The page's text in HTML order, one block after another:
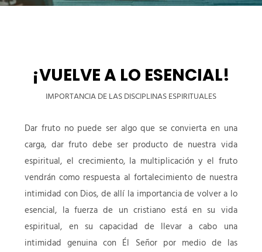
¡VUELVE A LO ESENCIAL!
IMPORTANCIA DE LAS DISCIPLINAS ESPIRITUALES
Dar fruto no puede ser algo que se convierta en una
carga, dar fruto debe ser producto de nuestra vida
espiritual, el crecimiento, la multiplicación y el fruto
vendrán como respuesta al fortalecimiento de nuestra
intimidad con Dios, de allí la importancia de volver a lo
esencial, la fuerza de un cristiano está en su vida
espiritual, en su capacidad de llevar a cabo una
intimidad genuina con Él Señor por medio de las